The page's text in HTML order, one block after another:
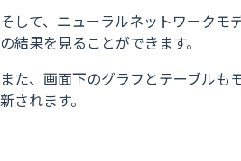
そして、ニューラルネットワークモ
の結果を見ることができます。
また、画面下のグラフとテーブルも
新されます。